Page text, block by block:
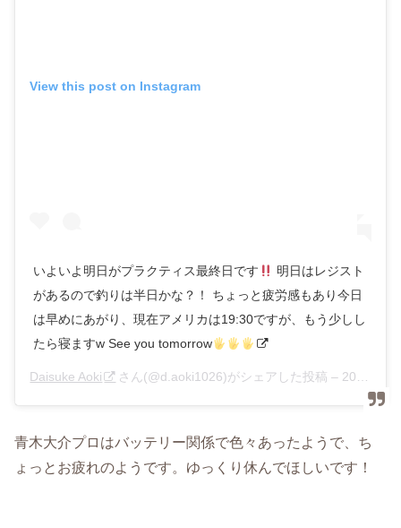
View this post on Instagram
いよいよ明日がプラクティス最終日です
明日はレジスト
があるので釣りは半日かな？！ ちょっと疲労感もあり今日
は早めにあがり、現在アメリカは19:30ですが、もう少しし
たら寝ますw See you tomorrow
Daisuke Aoki さん(@d.aoki1026)がシェアした投稿 – 2019年 4月月23日午後5時23分PDT
青木大介プロはバッテリー関係で色々あったようで、ち
ょっとお疲れのようです。ゆっくり休んでほしいです！